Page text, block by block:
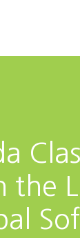
the